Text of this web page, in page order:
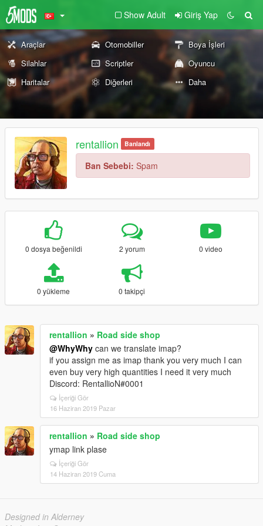
Show Adult Giriş Yap
Araçlar Otomobiller
Boya İşleri
Silahlar
Scriptler
Oyuncu
Haritalar
Diğerleri Daha
rentallion Banlandı
Ban Sebebi: Spam
0 dosya beğenildi 2 yorum 0 video
0 yükleme 0 takipçi
rentallion » Road side shop
@WhyWhy can we translate imap?
if you assign me as imap thank you very much I can
even buy very high quantities I need it very much
Discord: RentallioN#0001
İçeriği Gör
16 Haziran 2019 Pazar
rentallion » Road side shop
ymap link plase
İçeriği Gör
14 Haziran 2019 Cuma
Designed in Alderney